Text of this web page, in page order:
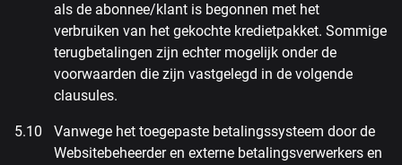
als de abonnee/klant is begonnen met het
verbruiken van het gekochte kredietpakket. Sommige
terugbetalingen zijn echter mogelijk onder de
voorwaarden die zijn vastgelegd in de volgende
clausules.
Vanwege het toegepaste betalingssysteem door de
Websitebeheerder en externe betalingsverwerkers en